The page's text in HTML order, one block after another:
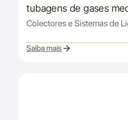
tubagens de gases
Colectores e Sistemas de
Saiba mais